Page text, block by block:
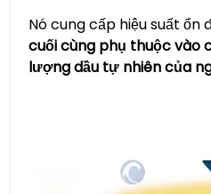
Nó cung cấp hiệu suất ổn
cuối cùng phụ thuộc vào
lượng dầu tự nhiên của